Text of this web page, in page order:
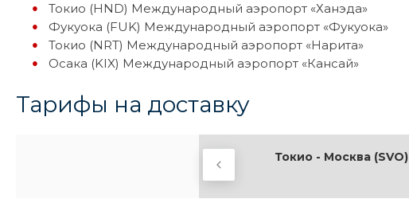
Токио (HND) Международный аэропорт «Ханэда»
Фукуока (FUK) Международный аэропорт «Фукуока»
Токио (NRT) Международный аэропорт «Нарита»
Осака (KIX) Международный аэропорт «Кансай»
Тарифы на доставку
Токио - Москва (SVO)